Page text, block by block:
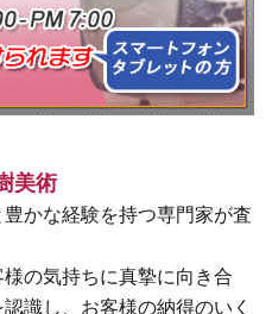
美術
かな経験を持つ専門家が査
の気持ちに真摯に向き合
識し、お客様の納得のいく